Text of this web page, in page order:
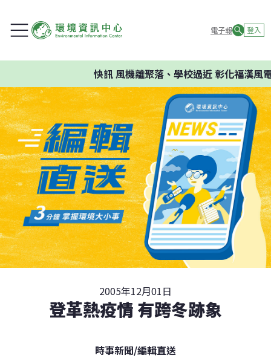
電子報 登入
快訊風機離聚落、學校過近 彰化福漢風電
2005年12月01日
登革熱疫情 有跨冬跡象
時事新聞/編輯直送